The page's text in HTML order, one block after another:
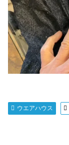
ウエアハウス